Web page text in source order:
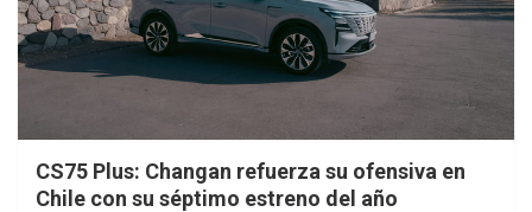
CS75 Plus: Changan refuerza su ofensiva en
Chile con su séptimo estreno del año